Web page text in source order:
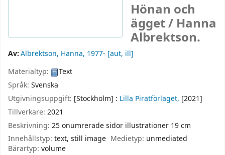
Hönan och
ägget / Hanna
Albrektson.
Av:Albrektson, Hanna, 1977- [aut, ill]
Materialtyp:
Text
Språk: Svenska
Utgivningsuppgift: [Stockholm] : Lilla Piratförlaget, [2021]
Tillverkare: 2021
Beskrivning: 25 onumrerade sidor illustrationer 19 cm
Innehållstyp: text, still image Medietyp: unmediated
Bärartyp: volume